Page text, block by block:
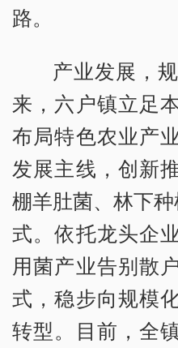
路。
产业发展，
来，六户镇立足
布局特色农业产
发展主线，创新
棚羊肚菌、林下
式。依托龙头企
用菌产业告别散
式，稳步向规模
转型。目前，全